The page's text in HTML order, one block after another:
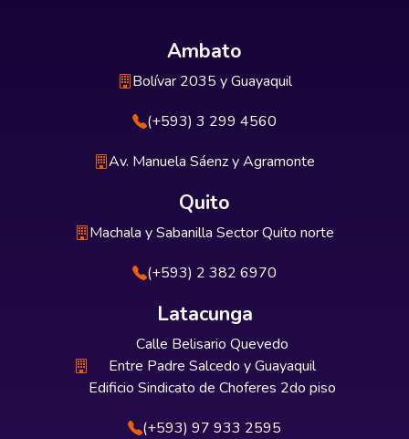
Ambato
Bolívar 2035 y Guayaquil
(+593) 3 299 4560
Av. Manuela Sáenz y Agramonte
Quito
Machala y Sabanilla Sector Quito norte
(+593) 2 382 6970
Latacunga
Calle Belisario Quevedo
Entre Padre Salcedo y Guayaquil
Edificio Sindicato de Choferes 2do piso
(+593) 97 933 2595